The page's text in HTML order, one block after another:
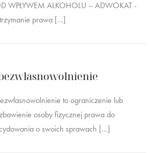
WPŁYWEM ALKOHOLU – ADWOKAT -
prawa […]
to ograniczenie lub
osoby fizycznej prawa do
o swoich sprawach […]